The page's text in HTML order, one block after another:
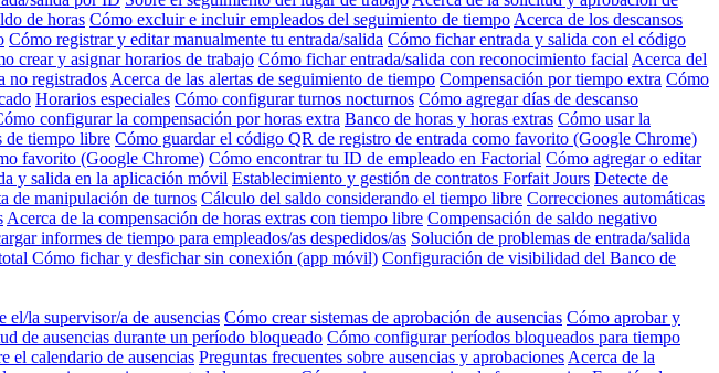
de horas Cómo excluir e incluir empleados del seguimiento de tiempo Acerca de los descansos
Cómo registrar y editar manualmente tu entrada/salida Cómo fichar entrada y salida con el código
crear y asignar horarios de trabajo Cómo fichar entrada/salida con reconocimiento facial Acerca del
no registrados Acerca de las alertas de seguimiento de tiempo Compensación por tiempo extra Cómo
Horarios especiales Cómo configurar turnos nocturnos Cómo agregar días de descanso
configurar la compensación por horas extra Banco de horas y horas extras Cómo usar la
de tiempo libre Cómo guardar el código QR de registro de entrada como favorito (Google Chrome)
favorito (Google Chrome) Cómo encontrar tu ID de empleado en Factorial Cómo agregar o editar
y salida en la aplicación móvil Establecimiento y gestión de contratos Forfait Jours Detecte de
de manipulación de turnos Cálculo del saldo considerando el tiempo libre Correcciones automáticas
Acerca de la compensación de horas extras con tiempo libre Compensación de saldo negativo
informes de tiempo para empleados/as despedidos/as Solución de problemas de entrada/salida
Cómo fichar y desfichar sin conexión (app móvil) Configuración de visibilidad del Banco de
el/la supervisor/a de ausencias Cómo crear sistemas de aprobación de ausencias Cómo aprobar y
de ausencias durante un período bloqueado Cómo configurar períodos bloqueados para tiempo
el calendario de ausencias Preguntas frecuentes sobre ausencias y aprobaciones Acerca de la